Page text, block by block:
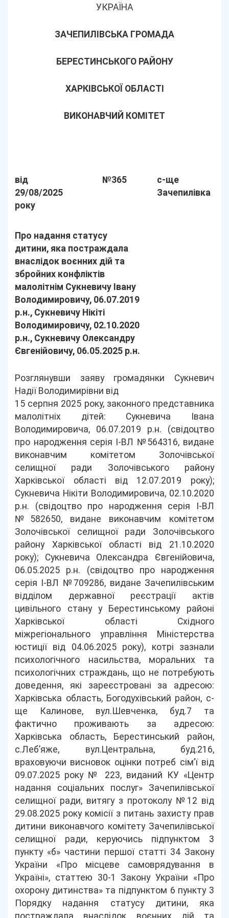
УКРАЇНА
ЗАЧЕПИЛІВСЬКА ГРОМАДА
БЕРЕСТИНСЬКОГО РАЙОНУ
ХАРКІВСЬКОЇ ОБЛАСТІ
ВИКОНАВЧИЙ КОМІТЕТ
від
29/08/2025
року
№365
с-ще
Зачепилівка
Про надання статусу
дитини, яка постраждала
внаслідок воєнних дій та
збройних конфліктів
малолітнім Сукневичу Івану
Володимировичу, 06.07.2019
р.н., Сукневичу Нікіті
Володимировичу, 02.10.2020
р.н., Сукневичу Олександру
Євгенійовичу, 06.05.2025 р.н.
Розглянувши заяву громадянки Сукневич
Надії Володимирівни від
15 серпня 2025 року, законного представника
малолітніх дітей: Сукневича Івана
Володимировича, 06.07.2019 р.н. (свідоцтво
про народження серія І-ВЛ №564316, видане
виконавчим комітетом Золочівської
селищної ради Золочівського району
Харківської області від 12.07.2019 року);
Сукневича Нікіти Володимировича, 02.10.2020
р.н. (свідоцтво про народження серія І-ВЛ
№582650, видане виконавчим комітетом
Золочівської селищної ради Золочівського
району Харківської області від 21.10.2020
року); Сукневича Олександра Євгенійовича,
06.05.2025 р.н. (свідоцтво про народження
серія І-ВЛ №709286, видане Зачепилівським
відділом державної реєстрації актів
цивільного стану у Берестинському районі
Харківської області Східного
міжрегіонального управління Міністерства
юстиції від 04.06.2025 року), котрі зазнали
психологічного насильства, моральних та
психологічних страждань, що не потребують
доведення, які зареєстровані за адресою:
Харківська область, Богодухівський район, с-
ще Калинове, вул.Шевченка, буд.7 та
фактично проживають за адресою:
Харківська область, Берестинський район,
с.Леб’яже, вул.Центральна, буд.216,
враховуючи висновок оцінки потреб сім’ї від
09.07.2025 року № 223, виданий КУ «Центр
надання соціальних послуг» Зачепилівської
селищної ради, витягу з протоколу №12 від
29.08.2025 року комісії з питань захисту прав
дитини виконавчого комітету Зачепилівської
селищної ради, керуючись підпунктом 3
пункту «б» частини першої статті 34 Закону
України «Про місцеве самоврядування в
Україні», статтею 30-1 Закону України «Про
охорону дитинства» та підпунктом 6 пункту 3
Порядку надання статусу дитини, яка
постраждала внаслідок воєнних дій та